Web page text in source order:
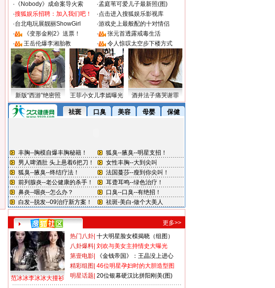
· 《Nobody》成命案导火索 ·孟庭苇可爱儿子最新照(图)
·搜狐娱乐招聘：加入我们吧！ ·点击进入搜狐娱乐影视库
·台北电玩展靓丽ShowGirl ·游戏史上最般配的十对情侣
·
《变形金刚2》送票！ ·
张元首透露戒毒生活
·
王岳伦爆李湘胎教 · 令人惊叹太空步下楼方式
新版“西游”绝密照 王菲小女儿李嫣曝光 酒井法子痛哭谢罪
更多>>
范冰冰李冰冰大撞衫
热门八卦 十大明星脸女模揭晓（组图）
八卦爆料 刘欢与美女主持情史大曝光
第壹电影
《金钱帝国》：王晶没上进心
精彩组图 46位明星孕妇时的大胆造型图
明星话题 20位银幕硬汉比拼阳刚美(图)